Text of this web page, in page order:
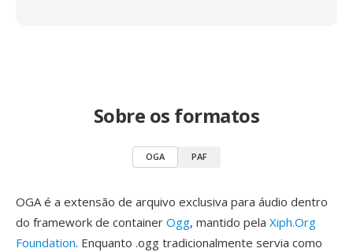
Sobre os formatos
OGA PAF
OGA é a extensão de arquivo exclusiva para áudio dentro
do framework de container Ogg, mantido pela Xiph.Org
Foundation. Enquanto .ogg tradicionalmente servia como